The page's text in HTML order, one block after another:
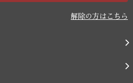
解除の方はこちら